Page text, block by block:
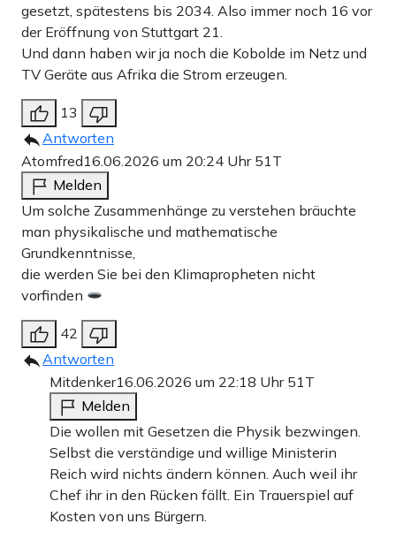
gesetzt, spätestens bis 2034. Also immer noch 16 vor
der Eröffnung von Stuttgart 21.
Und dann haben wir ja noch die Kobolde im Netz und
TV Geräte aus Afrika die Strom erzeugen.
13
Antworten
Atomfred16.06.2026 um 20:24 Uhr 51T
Melden
Um solche Zusammenhänge zu verstehen bräuchte
man physikalische und mathematische
Grundkenntnisse,
die werden Sie bei den Klimapropheten nicht
vorfinden
42
Antworten
Mitdenker16.06.2026 um 22:18 Uhr 51T
Melden
Die wollen mit Gesetzen die Physik bezwingen.
Selbst die verständige und willige Ministerin
Reich wird nichts ändern können. Auch weil ihr
Chef ihr in den Rücken fällt. Ein Trauerspiel auf
Kosten von uns Bürgern.